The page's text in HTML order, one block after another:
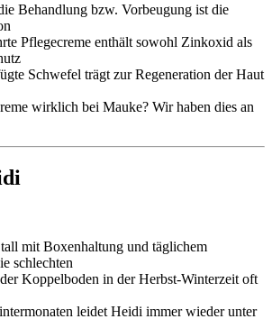
Behandlung bzw. Vorbeugung ist die
Pflegecreme enthält sowohl Zinkoxid als
Schwefel trägt zur Regeneration der Haut
wirklich bei Mauke? Wir haben dies an
mit Boxenhaltung und täglichem
schlechten
Koppelboden in der Herbst-Winterzeit oft
leidet Heidi immer wieder unter